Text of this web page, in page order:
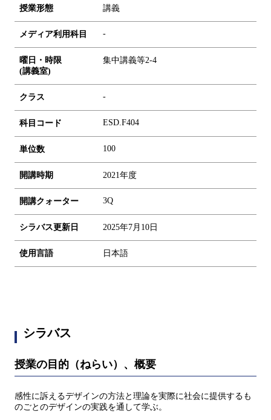
授業形態 講義
メディア利用科目 -
曜日・時限
(講義室)
集中講義等2-4
クラス -
科目コード ESD.F404
単位数 100
開講時期 2021年度
開講クォーター 3Q
シラバス更新日 2025年7月10日
使用言語 日本語
シラバス
授業の目的（ねらい）、概要
感性に訴えるデザインの方法と理論を実際に社会に提供するも
のごとのデザインの実践を通して学ぶ。